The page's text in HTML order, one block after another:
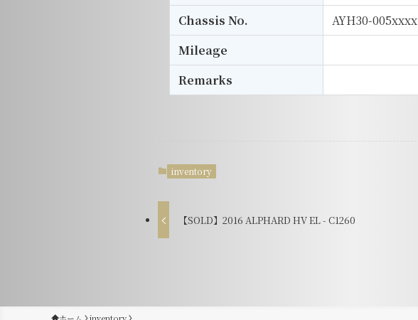
Chassis No.
AYH30-005xxxx
Mileage
Remarks
inventory
【SOLD】2016 ALPHARD HV EL - C1260